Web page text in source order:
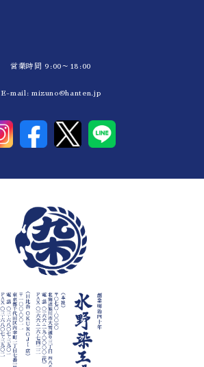
営業時間 9:00～18:00
E-mail: mizuno@hanten.jp